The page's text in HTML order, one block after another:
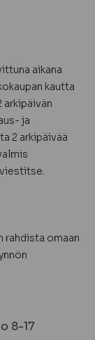
aikana
kautta
ja
2 arkipäivää
rahdista omaan
8-17